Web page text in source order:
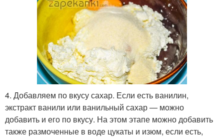
4. Добавляем по вкусу сахар. Если есть ванилин,
экстракт ванили или ванильный сахар — можно
добавить и его по вкусу. На этом этапе можно добавить
также размоченные в воде цукаты и изюм, если есть,